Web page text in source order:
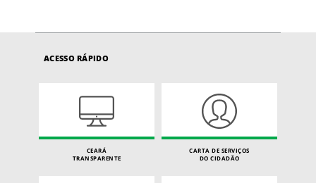
ACESSO RÁPIDO
CEARÁ
TRANSPARENTE
CARTA DE SERVIÇOS
DO CIDADÃO